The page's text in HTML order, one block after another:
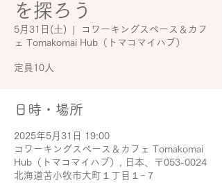
を探ろう
5月31日(土)
コワーキングスペース＆カフ
ェ Tomakomai Hub（トマコマイハブ）
定員10人
日時・場所
2025年5月31日 19:00
コワーキングスペース＆カフェ Tomakomai
Hub（トマコマイハブ）, 日本、〒053-0024
北海道苫小牧市大町１丁目１−７